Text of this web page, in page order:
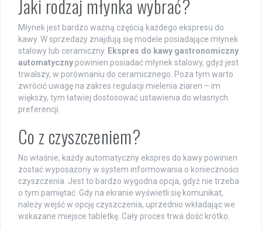
Jaki rodzaj młynka wybrać?
Młynek jest bardzo ważną częścią każdego ekspresu do
kawy. W sprzedaży znajdują się modele posiadające młynek
stalowy lub ceramiczny. Ekspres do kawy gastronomiczny
automatyczny powinien posiadać młynek stalowy, gdyż jest
trwalszy, w porównaniu do ceramicznego. Poza tym warto
zwrócić uwagę na zakres regulacji mielenia ziaren – im
większy, tym łatwiej dostosować ustawienia do własnych
preferencji.
Co z czyszczeniem?
No właśnie, każdy automatyczny ekspres do kawy powinien
zostać wyposażony w system informowania o konieczności
czyszczenia. Jest to bardzo wygodna opcja, gdyż nie trzeba
o tym pamiętać. Gdy na ekranie wyświetli się komunikat,
należy wejść w opcję czyszczenia, uprzednio wkładając we
wskazane miejsce tabletkę. Cały proces trwa dość krótko.